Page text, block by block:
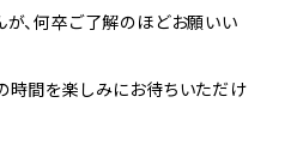
、何卒ご了解のほどお願いい
時間を楽しみにお待ちいただけ